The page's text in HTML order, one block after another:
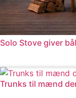
Solo Stove giver
Trunks til mænd